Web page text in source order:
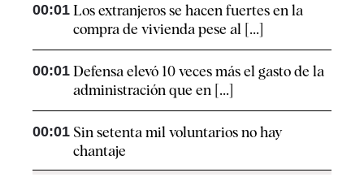
00:01 Los extranjeros se hacen fuertes en la
compra de vivienda pese al [...]
00:01 Defensa elevó 10 veces más el gasto de la
administración que en [...]
00:01 Sin setenta mil voluntarios no hay
chantaje